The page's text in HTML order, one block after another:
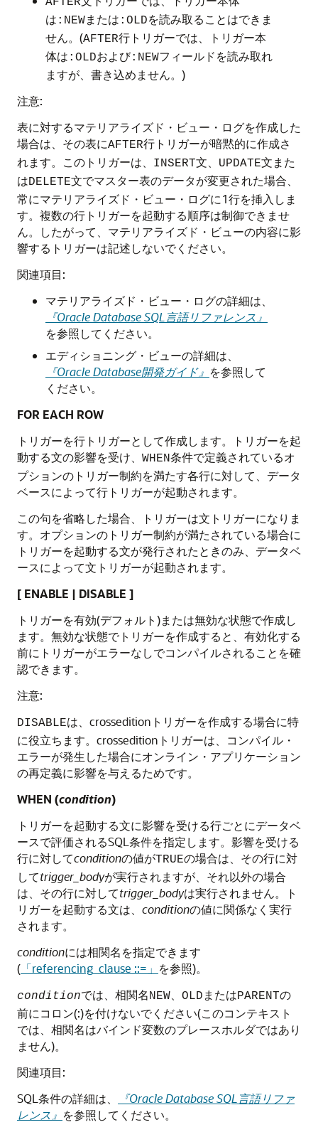
は :NEWまたは :OLDを読み取ることはできま
せん。(AFTER行トリガーでは、トリガー本
体は :OLDおよび:NEWフィールドを読み取れ
ますが、書き込めません。)
注意:
表に対するマテリアライズド・ビュー・ログを作成した
場合は、その表にAFTER行トリガーが暗黙的に作成さ
れます。このトリガーは、
INSERT文、 UPDATE文また
はDELETE文でマスター表のデータが変更された場合、
常にマテリアライズド・ビュー・ログに1行を挿入しま
す。複数の行トリガーを起動する順序は制御できませ
ん。したがって、マテリアライズド・ビューの内容に影
響するトリガーは記述しないでください。
関連項目:
マテリアライズド・ビュー・ログの詳細は、
『Oracle Database SQL言語リファレンス』
を参照してください。
エディショニング・ビューの詳細は、
『Oracle Database開発ガイド』 を参照して
ください。
FOR EACH ROW
トリガーを行トリガーとして作成します。トリガーを起
動する文の影響を受け、 WHEN条件で定義されているオ
プションのトリガー制約を満たす各行に対して、データ
ベースによって行トリガーが起動されます。
この句を省略した場合、トリガーは文トリガーになりま
す。オプションのトリガー制約が満たされている場合に
トリガーを起動する文が発行されたときのみ、データベ
ースによって文トリガーが起動されます。
[ ENABLE | DISABLE ]
トリガーを有効(デフォルト)または無効な状態で作成し
ます。無効な状態でトリガーを作成すると、有効化する
前にトリガーがエラーなしでコンパイルされることを確
認できます。
注意:
DISABLEは、crosseditionトリガーを作成する場合に特
に役立ちます。crosseditionトリガーは、コンパイル・
エラーが発生した場合にオンライン・アプリケーション
の再定義に影響を与えるためです。
WHEN (condition)
トリガーを起動する文に影響を受ける行ごとにデータベ
ースで評価されるSQL条件を指定します。影響を受ける
行に対してconditionの値がTRUEの場合は、その行に対
してtrigger_bodyが実行されますが、それ以外の場合
は、その行に対してtrigger_bodyは実行されません。ト
リガーを起動する文は、 conditionの値に関係なく実行
されます。
conditionには相関名を指定できます
( 「referencing_clause ::=」 を参照)。
conditionでは、相関名 NEW OLD またはPARENTの
前にコロン(:)を付けないでください(このコンテキスト
では、相関名はバインド変数のプレースホルダではあり
ません)。
関連項目:
SQL条件の詳細は、
『Oracle Database SQL言語リファ
レンス』 を参照してください。